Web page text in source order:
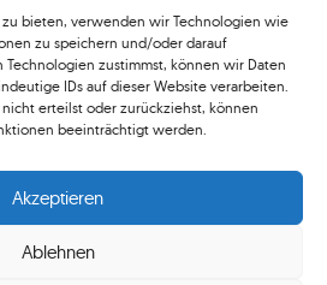
zu bieten, verwenden wir Technologien wie
zu speichern und/oder darauf
zustimmst, können wir Daten
IDs auf dieser Website verarbeiten.
erteilst oder zurückziehst, können
beeinträchtigt werden.
Akzeptieren
Ablehnen
auf unserer Website & auf
Das verdient im
nur Anerkennung!